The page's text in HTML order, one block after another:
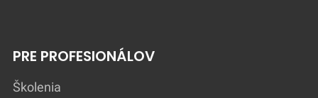
PRE PROFESIONÁLOV
Školenia